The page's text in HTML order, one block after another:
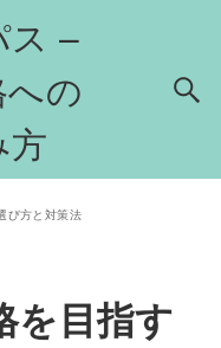
ス –
の
方
び方と対策法
を目指す